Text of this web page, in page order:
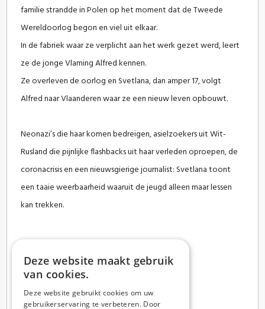
familie strandde in Polen op het moment dat de Tweede
Wereldoorlog begon en viel uit elkaar.
In de fabriek waar ze verplicht aan het werk gezet werd, leert
ze de jonge Vlaming Alfred kennen.
Ze overleven de oorlog en Svetlana, dan amper 17, volgt
Alfred naar Vlaanderen waar ze een nieuw leven opbouwt.
Neonazi’s die haar komen bedreigen, asielzoekers uit Wit-
Rusland die pijnlijke flashbacks uit haar verleden oproepen, de
coronacrisis en een nieuwsgierige journalist: Svetlana toont
een taaie weerbaarheid waaruit de jeugd alleen maar lessen
kan trekken.
KOOP HIER HET EBOOK
Deze website maakt gebruik
van cookies.
Deze website gebruikt cookies om uw
gebruikerservaring te verbeteren. Door